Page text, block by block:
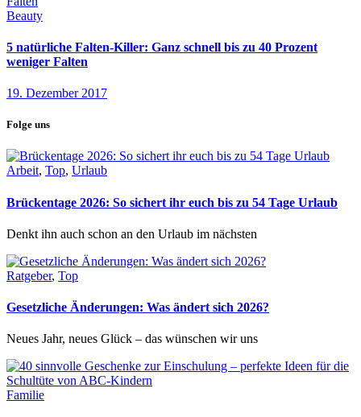
Beauty
5 natürliche Falten-Killer: Ganz schnell bis zu 40 Prozent
weniger Falten
19. Dezember 2017
Folge uns
Arbeit, Top, Urlaub
Brückentage 2026: So sichert ihr euch bis zu 54 Tage Urlaub
Denkt ihn auch schon an den Urlaub im nächsten
Ratgeber, Top
Gesetzliche Änderungen: Was ändert sich 2026?
Neues Jahr, neues Glück – das wünschen wir uns
Familie